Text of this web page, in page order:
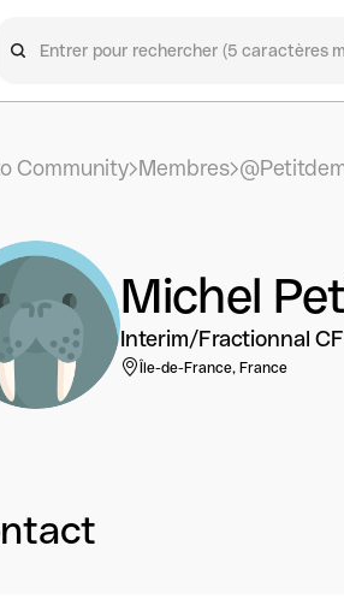
Community Membres
Michel
Interim/Fractionnal
Île-de-France, France